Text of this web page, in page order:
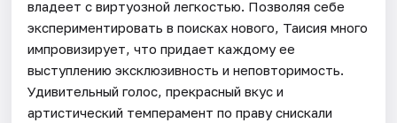
владеет с виртуозной легкостью. Позволяя себе
экспериментировать в поисках нового, Таисия много
импровизирует, что придает каждому ее
выступлению эксклюзивность и неповторимость.
Удивительный голос, прекрасный вкус и
артистический темперамент по праву снискали